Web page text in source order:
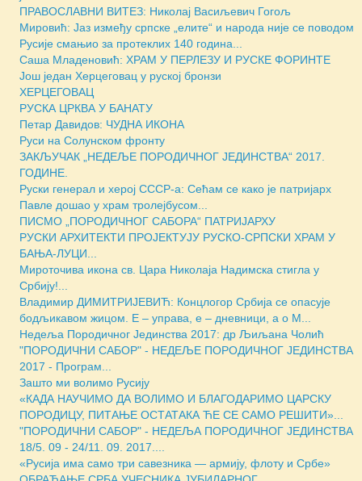
ПРАВОСЛАВНИ ВИТЕЗ: Николај Васиљевич Гогољ
Мировић: Јаз између српске „елите“ и народа није се поводом
Русије смањио за протеклих 140 година...
Саша Младеновић: ХРАМ У ПЕРЛЕЗУ И РУСКЕ ФОРИНТЕ
Још један Херцеговац у руској бронзи
ХЕРЦЕГОВАЦ
РУСКА ЦРКВА У БАНАТУ
Петар Давидов: ЧУДНА ИКОНА
Руси на Солунском фронту
ЗАКЉУЧАК „НЕДЕЉЕ ПОРОДИЧНОГ ЈЕДИНСТВА“ 2017.
ГОДИНЕ.
Руски генерал и херој СССР-а: Сећам се како је патријарх
Павле дошао у храм тролејбусом...
ПИСМО „ПОРОДИЧНОГ САБОРА“ ПАТРИЈАРХУ
РУСКИ АРХИТЕКТИ ПРОЈЕКТУЈУ РУСКО-СРПСКИ ХРАМ У
БАЊА-ЛУЦИ...
Мироточива икона св. Цара Николаја Надимска стигла у
Србију!...
Владимир ДИМИТРИЈЕВИЋ: Концлогор Србија се опасује
бодљикавом жицом. Е – управа, е – дневници, а о М...
Недеља Породичног Јединства 2017: др Љиљана Чолић
"ПОРОДИЧНИ САБОР" - НЕДЕЉE ПОРОДИЧНОГ ЈЕДИНСТВА
2017 - Програм...
Зашто ми волимо Русију
«КАДА НАУЧИМО ДА ВОЛИМО И БЛАГОДАРИМО ЦАРСКУ
ПОРОДИЦУ, ПИТАЊЕ ОСТАТАКА ЋЕ СЕ САМО РЕШИТИ»...
"ПОРОДИЧНИ САБОР" - НЕДЕЉА ПОРОДИЧНОГ ЈЕДИНСТВА
18/5. 09 - 24/11. 09. 2017....
«Русија има само три савезника — армију, флоту и Србе»